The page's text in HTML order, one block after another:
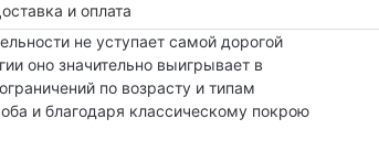
и оплата
не уступает самой дорогой
оно значительно выигрывает в
по возрасту и типам
и благодаря классическому покрою